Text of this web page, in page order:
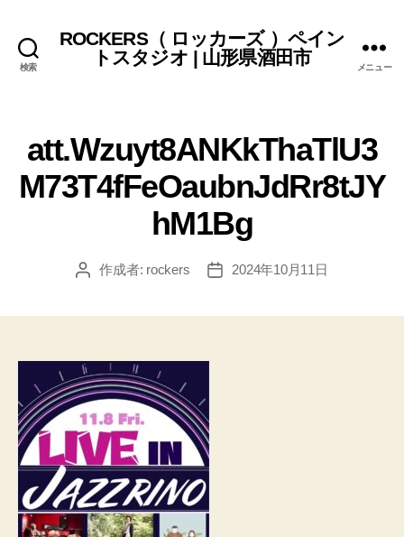
検索
ROCKERS（ ロッカーズ ）ペイン
トスタジオ | 山形県酒田市
メニュー
att.Wzuyt8ANKkThaTlU3
M73T4fFeOaubnJdRr8tJY
hM1Bg
投
作成者: rockers
投
2024年10月11日